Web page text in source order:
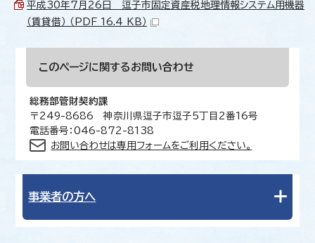
平成30年7月26日 逗子市固定資産税地理情報システム用機器
（賃貸借） （PDF 16.4 KB）
このページに関する お問い合わせ
総務部管財契約課
〒249-8686 神奈川県逗子市逗子5丁目2番16号
電話番号：046-872-8138
お問い合わせは専用フォームをご利用ください。
事業者の方へ